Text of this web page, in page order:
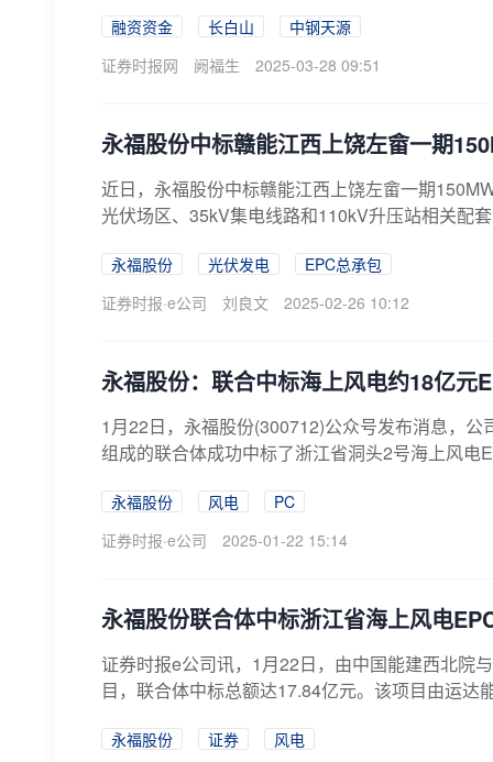
融资资金 长白山
中钢天源
证券时报网
阙福生 2025-03-28 09:51
永福股份中标赣能江西上饶左畲一期
近日，永福股份中标赣能江西上饶左畲一期
光伏场区、35kV集电线路和110kV升压站相关配
永福股份 光伏发电
EPC总承包
证券时报·e公司
刘良文 2025-02-26 10:12
永福股份：联合中标海上风电约18亿元
1月22日，永福股份(300712)公众号发布消息，
组成的联合体成功中标了浙江省洞头2号海上风电
永福股份 风电
PC
证券时报·e公司
2025-01-22 15:14
永福股份联合体中标浙江省海上风电
证券时报e公司讯，1月22日，由中国能建西北院
目，联合体中标总额达17.84亿元。该项目由运
永福股份 证券
风电